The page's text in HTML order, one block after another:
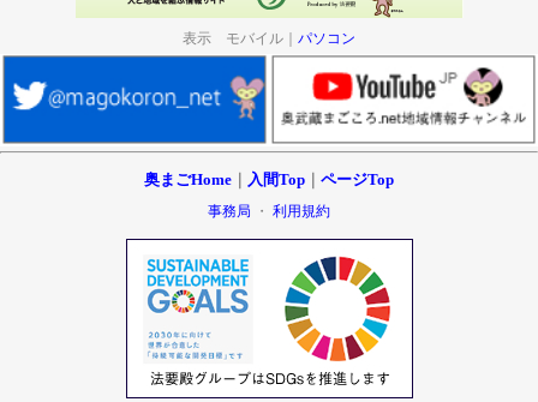
表示 モバイル｜ パソコン
奥まごHome 入間Top ページTop
事務局 ・ 利用規約